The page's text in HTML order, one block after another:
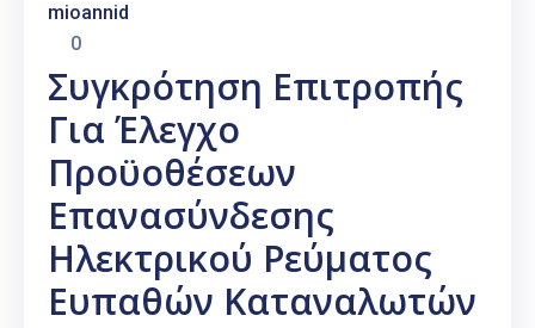
mioannid
0
Συγκρότηση Επιτροπής
Για Έλεγχο
Προϋοθέσεων
Επανασύνδεσης
Ηλεκτρικού Ρεύματος
Ευπαθών Καταναλωτών